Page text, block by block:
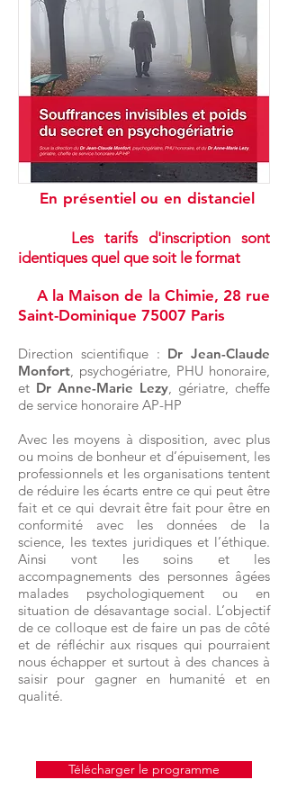
En présentiel ou en distanciel
Les tarifs d'inscription sont
identiques quel que soit le format
A la Maison de la Chimie, 28 rue
Saint-Dominique 75007 Paris
Direction scientifique : Dr Jean-Claude
Monfort, psychogériatre, PHU honoraire,
et Dr Anne-Marie Lezy, gériatre, cheffe
de service honoraire AP-HP
Avec les moyens à disposition, avec plus
ou moins de bonheur et d’épuisement, les
professionnels et les organisations tentent
de réduire les écarts entre ce qui peut être
fait et ce qui devrait être fait pour être en
conformité avec les données de la
science, les textes juridiques et l’éthique.
Ainsi vont les soins et les
accompagnements des personnes âgées
malades psychologiquement ou en
situation de désavantage social. L’objectif
de ce colloque est de faire un pas de côté
et de réfléchir aux risques qui pourraient
nous échapper et surtout à des chances à
saisir pour gagner en humanité et en
qualité.
Télécharger le programme